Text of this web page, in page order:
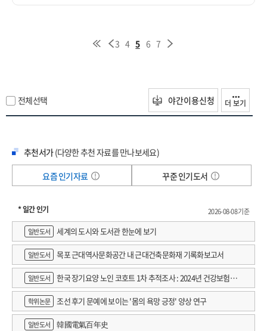
3 4 5 6 7
전체선택 야간이용신청 더 보기
추천서가(다양한 추천 자료를 만나보세요)
요즘 인기자료
꾸준 인기도서
* 일간 인기
2026-08-08 기준
일반도서
세계의 도시와 도서관 한눈에 보기
일반도서 목포 근대역사문화공간 내 근대건축문화재 기록화보고서
일반도서
한국 장기요양 노인 코호트 1차 추적조사 : 2024년 건강보험연
구원 정규연구보고서
학위논문 조선 후기 문예에 보이는 '몸의 욕망 긍정' 양상 연구
일반도서 韓國電氣百年史